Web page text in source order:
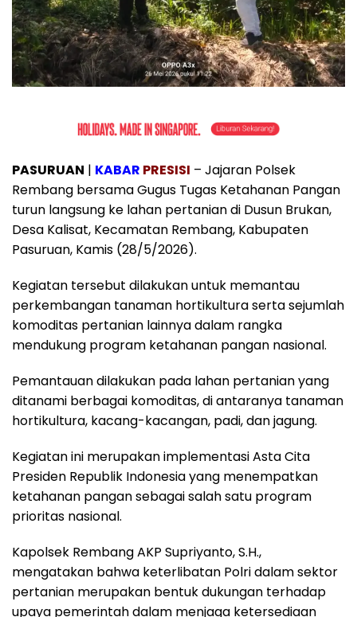
PASURUAN | KABAR PRESISI – Jajaran Polsek
Rembang bersama Gugus Tugas Ketahanan Pangan
turun langsung ke lahan pertanian di Dusun Brukan,
Desa Kalisat, Kecamatan Rembang, Kabupaten
Pasuruan, Kamis (28/5/2026).
Kegiatan tersebut dilakukan untuk memantau
perkembangan tanaman hortikultura serta sejumlah
komoditas pertanian lainnya dalam rangka
mendukung program ketahanan pangan nasional.
Pemantauan dilakukan pada lahan pertanian yang
ditanami berbagai komoditas, di antaranya tanaman
hortikultura, kacang-kacangan, padi, dan jagung.
Kegiatan ini merupakan implementasi Asta Cita
Presiden Republik Indonesia yang menempatkan
ketahanan pangan sebagai salah satu program
prioritas nasional.
Kapolsek Rembang AKP Supriyanto, S.H.,
mengatakan bahwa keterlibatan Polri dalam sektor
pertanian merupakan bentuk dukungan terhadap
upaya pemerintah dalam menjaga ketersediaan